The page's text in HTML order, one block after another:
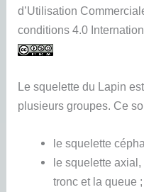
d’Utilisation
conditions 4.0
Le squelette du Lapin
plusieurs groupes. Ce
le squelette
le squelette
tronc et la queue ;